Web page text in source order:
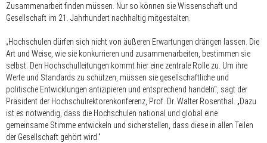
Zusammenarbeit finden müssen. Nur so können sie Wissenschaft und
Gesellschaft im 21. Jahrhundert nachhaltig mitgestalten.
„Hochschulen dürfen sich nicht von äußeren Erwartungen drängen lassen. Die
Art und Weise, wie sie konkurrieren und zusammenarbeiten, bestimmen sie
selbst. Den Hochschulleitungen kommt hier eine zentrale Rolle zu. Um ihre
Werte und Standards zu schützen, müssen sie gesellschaftliche und
politische Entwicklungen antizipieren und entsprechend handeln“, sagt der
Präsident der Hochschulrektorenkonferenz, Prof. Dr. Walter Rosenthal. „Dazu
ist es notwendig, dass die Hochschulen national und global eine
gemeinsame Stimme entwickeln und sicherstellen, dass diese in allen Teilen
der Gesellschaft gehört wird.”